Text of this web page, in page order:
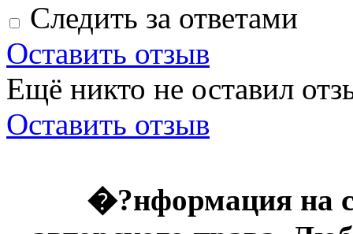
Следить за ответами
Оставить отзыв
Ещё никто не оставил
Оставить отзыв
�?нформация на